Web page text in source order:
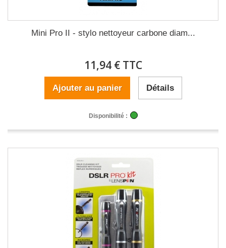
Mini Pro II - stylo nettoyeur carbone diam...
11,94 € TTC
Ajouter au panier Détails
Disponibilité :